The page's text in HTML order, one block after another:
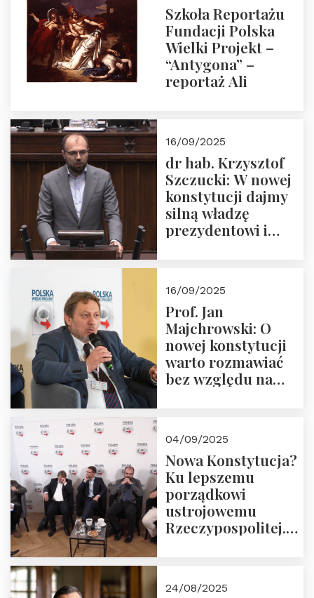
Szkoła Reportażu
Fundacji Polska
Wielki Projekt –
“Antygona” –
reportaż Ali
16/09/2025
dr hab. Krzysztof
Szczucki: W nowej
konstytucji dajmy
silną władzę
prezydentowi i
16/09/2025
Prof. Jan
Majchrowski: O
nowej konstytucji
warto rozmawiać
bez względu na
04/09/2025
Nowa Konstytucja?
Ku lepszemu
porządkowi
ustrojowemu
Rzeczypospolitej.
24/08/2025